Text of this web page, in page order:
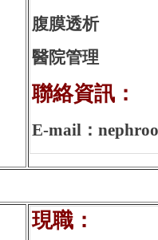
腹膜透析
醫院管理
聯絡資訊：
E-mail：
現